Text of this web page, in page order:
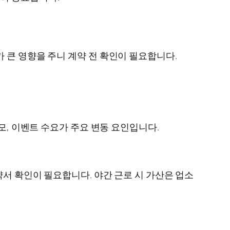
영향을 주니 계약 전 확인이 필요합니다.
, 이벤트 수요가 주요 변동 요인입니다.
확인이 필요합니다. 야간 근로 시 가산은 업소